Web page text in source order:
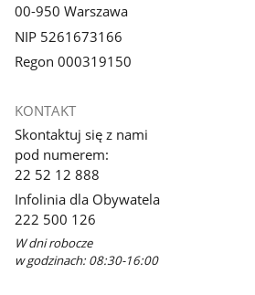
00-950 Warszawa
NIP 5261673166
Regon 000319150
KONTAKT
Skontaktuj się z nami
pod numerem:
22 52 12 888
Infolinia dla Obywatela
222 500 126
W dni robocze
w godzinach: 08:30-16:00